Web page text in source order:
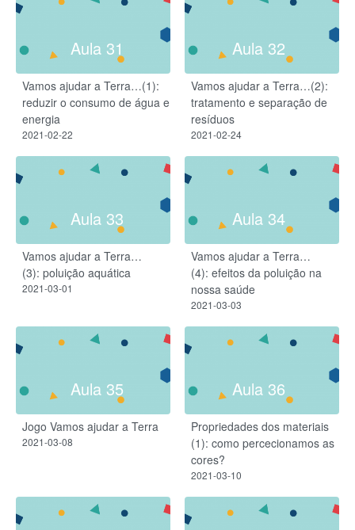
Aula 31
Vamos ajudar a Terra…(1):
reduzir o consumo de água e
energia
2021-02-22
Aula 32
Vamos ajudar a Terra…(2):
tratamento e separação de
resíduos
2021-02-24
Aula 33
Vamos ajudar a Terra…
(3): poluição aquática
2021-03-01
Aula 34
Vamos ajudar a Terra…
(4): efeitos da poluição na
nossa saúde
2021-03-03
Aula 35
Jogo Vamos ajudar a Terra​
2021-03-08
Aula 36
Propriedades dos materiais
(1): como percecionamos as
cores?​
2021-03-10